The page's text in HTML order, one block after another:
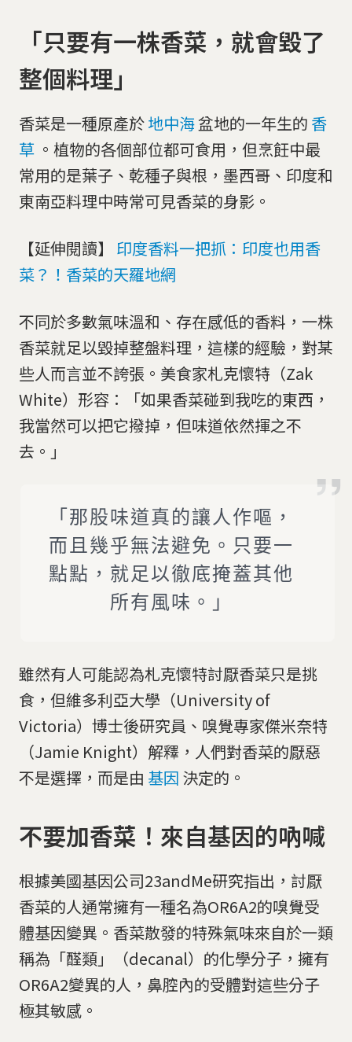
「只要有一株香菜，就會毀了
整個料理」
香菜是一種原產於地中海盆地的一年生的 香
草 。植物的各個部位都可食用，但烹飪中最
常用的是葉子、乾種子與根，墨西哥、印度和
東南亞料理中時常可見香菜的身影。
【延伸閱讀】
印度香料一把抓：印度也用香
菜？！香菜的天羅地網
不同於多數氣味溫和、存在感低的香料，一株
香菜就足以毀掉整盤料理，這樣的經驗，對某
些人而言並不誇張。美食家札克懷特（Zak
White）形容：「如果香菜碰到我吃的東西，
我當然可以把它撥掉，但味道依然揮之不
去。」
「那股味道真的讓人作嘔，
而且幾乎無法避免。只要一
點點，就足以徹底掩蓋其他
所有風味。」
雖然有人可能認為札克懷特討厭香菜只是挑
食，但維多利亞大學（University of
Victoria）博士後研究員、嗅覺專家傑米奈特
（Jamie Knight）解釋，人們對香菜的厭惡
不是選擇，而是由 基因 決定的。
不要加香菜！來自基因的吶喊
根據美國基因公司23andMe研究指出，討厭
香菜的人通常擁有一種名為OR6A2的嗅覺受
體基因變異。香菜散發的特殊氣味來自於一類
稱為「醛類」（decanal）的化學分子，擁有
OR6A2變異的人，鼻腔內的受體對這些分子
極其敏感。